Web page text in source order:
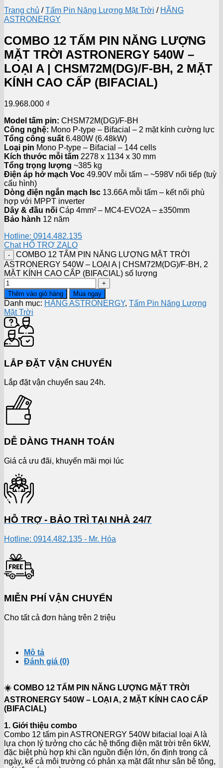
Trang chủ / Tấm Pin Năng Lượng Mặt Trời / HÃNG
ASTRONERGY
COMBO 12 TẤM PIN NĂNG LƯỢNG
MẶT TRỜI ASTRONERGY 540W –
LOẠI A | CHSM72M(DG)/F-BH, 2 MẶT
KÍNH CAO CẤP (BIFACIAL)
19.968.000 ₫
Model tấm pin: CHSM72M(DG)/F-BH
Công nghệ: Mono P-type – Bifacial – 2 mặt kính cường lực
Tổng công suất 6.480W (6.48kW)
Loại pin Mono P-type – Bifacial – 144 cells
Kích thước mỗi tấm 2278 x 1134 x 30 mm
Tổng trọng lượng ~385 kg
Điện áp hở mạch Voc 49.90V mỗi tấm – ~598V nối tiếp (tuỳ
cấu hình)
Dòng điện ngắn mạch Isc 13.66A mỗi tấm – kết nối phù
hợp với MPPT inverter
Dây & đầu nối Cáp 4mm² – MC4-EVO2A – ±350mm
Bảo hành 12 năm
Hotline: 0914.482.135
Chat HỔ TRỢ ZALO
COMBO 12 TẤM PIN NĂNG LƯỢNG MẶT TRỜI
ASTRONERGY 540W – LOẠI A | CHSM72M(DG)/F-BH, 2
MẶT KÍNH CAO CẤP (BIFACIAL) số lượng
Thêm vào giỏ hàng Mua ngay
Danh mục: HÃNG ASTRONERGY, Tấm Pin Năng Lượng
Mặt Trời
LẮP ĐẶT VẬN CHUYỂN
Lắp đặt vận chuyển sau 24h.
DỄ DÀNG THANH TOÁN
Giá cả ưu đãi, khuyến mãi mọi lúc
HỖ TRỢ - BẢO TRÌ TẠI NHÀ 24/7
Hotline: 0914.482.135 - Mr. Hóa
MIỄN PHÍ VẬN CHUYỂN
Cho tất cả đơn hàng trên 2 triệu
Mô tả
Đánh giá (0)
☀️ COMBO 12 TẤM PIN NĂNG LƯỢNG MẶT TRỜI
ASTRONERGY 540W – LOẠI A, 2 MẶT KÍNH CAO CẤP
(BIFACIAL)
1. Giới thiệu combo
Combo 12 tấm pin ASTRONERGY 540W bifacial loại A là
lựa chọn lý tưởng cho các hệ thống điện mặt trời trên 6kW,
đặc biệt phù hợp khi cần nguồn điện lớn, ổn định trong cả
ngày, kể cả môi trường có phản xạ mặt đất như sân bê tông,